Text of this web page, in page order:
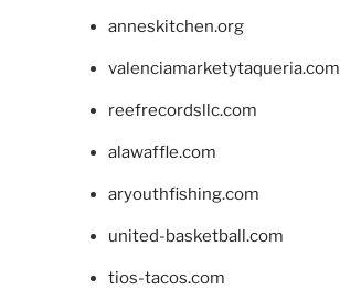
anneskitchen.org
valenciamarketytaqueria.com
reefrecordsllc.com
alawaffle.com
aryouthfishing.com
united-basketball.com
tios-tacos.com